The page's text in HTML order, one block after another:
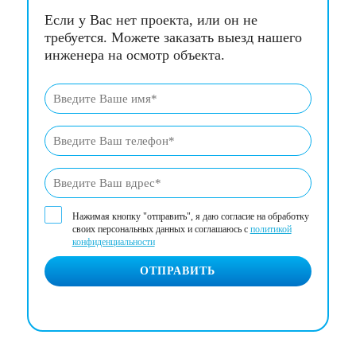
Если у Вас нет проекта, или он не
требуется. Можете заказать выезд нашего
инженера на осмотр объекта.
Нажимая кнопку "отправить", я даю согласие на обработку
своих персональных данных и соглашаюсь с политикой
конфиденциальности
ОТПРАВИТЬ